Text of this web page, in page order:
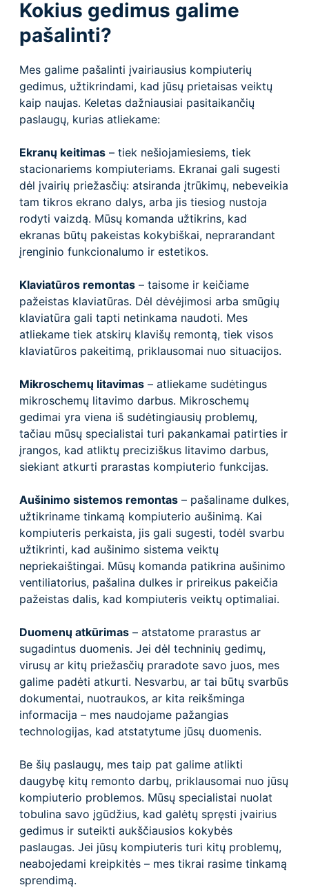
Kokius gedimus galime
pašalinti?
Mes galime pašalinti įvairiausius kompiuterių
gedimus, užtikrindami, kad jūsų prietaisas veiktų
kaip naujas. Keletas dažniausiai pasitaikančių
paslaugų, kurias atliekame:
Ekranų keitimas – tiek nešiojamiesiems, tiek
stacionariems kompiuteriams. Ekranai gali sugesti
dėl įvairių priežasčių: atsiranda įtrūkimų, nebeveikia
tam tikros ekrano dalys, arba jis tiesiog nustoja
rodyti vaizdą. Mūsų komanda užtikrins, kad
ekranas būtų pakeistas kokybiškai, neprarandant
įrenginio funkcionalumo ir estetikos.
Klaviatūros remontas – taisome ir keičiame
pažeistas klaviatūras. Dėl dėvėjimosi arba smūgių
klaviatūra gali tapti netinkama naudoti. Mes
atliekame tiek atskirų klavišų remontą, tiek visos
klaviatūros pakeitimą, priklausomai nuo situacijos.
Mikroschemų litavimas – atliekame sudėtingus
mikroschemų litavimo darbus. Mikroschemų
gedimai yra viena iš sudėtingiausių problemų,
tačiau mūsų specialistai turi pakankamai patirties ir
įrangos, kad atliktų preciziškus litavimo darbus,
siekiant atkurti prarastas kompiuterio funkcijas.
Aušinimo sistemos remontas – pašaliname dulkes,
užtikriname tinkamą kompiuterio aušinimą. Kai
kompiuteris perkaista, jis gali sugesti, todėl svarbu
užtikrinti, kad aušinimo sistema veiktų
nepriekaištingai. Mūsų komanda patikrina aušinimo
ventiliatorius, pašalina dulkes ir prireikus pakeičia
pažeistas dalis, kad kompiuteris veiktų optimaliai.
Duomenų atkūrimas – atstatome prarastus ar
sugadintus duomenis. Jei dėl techninių gedimų,
virusų ar kitų priežasčių praradote savo juos, mes
galime padėti atkurti. Nesvarbu, ar tai būtų svarbūs
dokumentai, nuotraukos, ar kita reikšminga
informacija – mes naudojame pažangias
technologijas, kad atstatytume jūsų duomenis.
Be šių paslaugų, mes taip pat galime atlikti
daugybę kitų remonto darbų, priklausomai nuo jūsų
kompiuterio problemos. Mūsų specialistai nuolat
tobulina savo įgūdžius, kad galėtų spręsti įvairius
gedimus ir suteikti aukščiausios kokybės
paslaugas. Jei jūsų kompiuteris turi kitų problemų,
neabojedami kreipkitės – mes tikrai rasime tinkamą
sprendimą.